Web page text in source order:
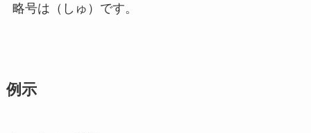
略号は（しゅ）です。
例示